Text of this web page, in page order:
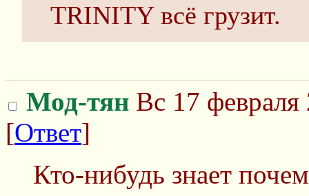
TRINITY всё грузит.
Мод-тян Вс 17
[Ответ]
Кто-нибудь знает